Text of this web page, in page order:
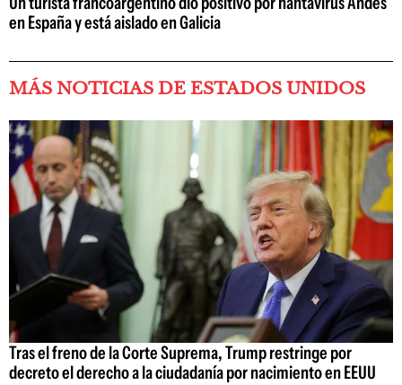
en España y está aislado en Galicia
MÁS NOTICIAS DE ESTADOS UNIDOS
Tras el freno de la Corte Suprema, Trump restringe por
decreto el derecho a la ciudadanía por nacimiento en EEUU